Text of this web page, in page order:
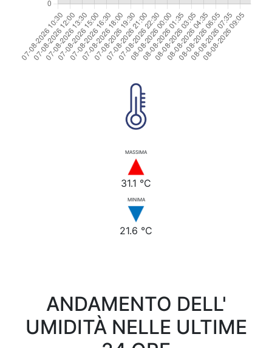
MASSIMA
31.1 °C
MINIMA
21.6 °C
ANDAMENTO DELL'
UMIDITÀ NELLE ULTIME